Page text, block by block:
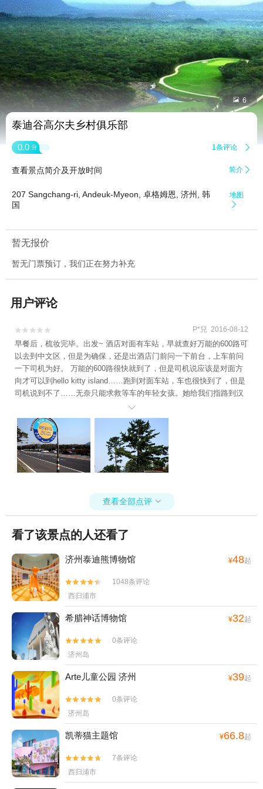
 6
泰迪谷高尔夫乡村俱乐部
0.0 分 1条评论 
查看景点简介及开放时间 简介 
207 Sangchang-ri, Andeuk-Myeon, 卓格姆恩, 济州, 韩
国
地图

暂无报价
暂无门票预订，我们正在努力补充
用户评论

 P*兒 2016-08-12
早餐后，梳妆完毕。出发~ 酒店对面有车站，早就查好万能的600路可
以去到中文区，但是为确保，还是出酒店门前问一下前台，上车前问
一下司机为好。 万能的600路很快就到了，但是司机说应该是对面方
向才可以到hello kitty island……跑到对面车站，车也很快到了，但是
司机说到不了……无奈只能求救等车的年轻女孩。她给我们指路到汉
拿医院站，坐780可以到。由于韩文英语的沟通困难，最终她是拿出手
机打开计算器按下780三个数字，让我们坐这车，济州人民，很急才很
友好呢~ 走5分钟到汉拿医院（我也不知道是怎么理解到应该走到这个
车站的），等车，依旧是寻找年轻女孩问路，两位认识路的女孩准备
详细讲解的时候，她们的车来了，于是她们很抱歉地一直弯腰说抱
歉，上车去了。其实，是我抱歉啦~~即使没有来得及帮忙，还是谢谢
alley，hello kitty”，司机大叔说“teddy gu”？valley=谷=gu，应该对
了！扰攘了大半个小时终于上车坐下，享受这济州的公路。中途经过
一个赛马场的站，很快就到了teddy gu。司机大叔非常记得，叫我们
下车啦~原来这个站就只有我们俩，司机大叔，谢谢你~去到很多城市
的司机都很好，香港澳门马来西亚济州，至于我们的嘛~~~~~

查看全部点评 
看了该景点的人还看了
济州泰迪熊博物馆 ¥48起


1048条评论
西归浦市
希腊神话博物馆 ¥32起


0条评论
济州岛
Arte儿童公园 济州 ¥39起


0条评论
济州岛
凯蒂猫主题馆 ¥66.8起


7条评论
西归浦市
